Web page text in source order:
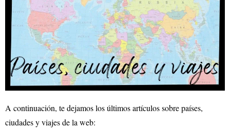
A continuación, te dejamos los últimos artículos sobre países,
ciudades y viajes de la web: